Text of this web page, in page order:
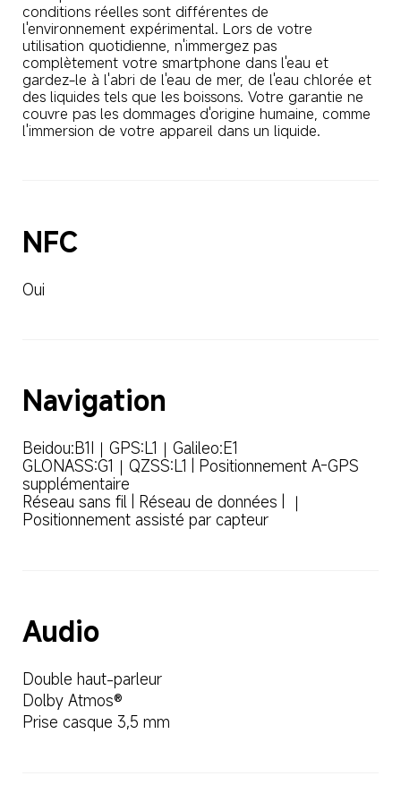
conditions réelles sont différentes de
l'environnement expérimental. Lors de votre
utilisation quotidienne, n'immergez pas
complètement votre smartphone dans l'eau et
gardez-le à l'abri de l'eau de mer, de l'eau chlorée et
des liquides tels que les boissons. Votre garantie ne
couvre pas les dommages d'origine humaine, comme
l'immersion de votre appareil dans un liquide.
NFC
Oui
Navigation
Beidou:B1I｜GPS:L1｜Galileo:E1
GLONASS:G1｜QZSS:L1 | Positionnement A-GPS
supplémentaire
Réseau sans fil | Réseau de données | ｜
Positionnement assisté par capteur
Audio
Double haut-parleur
Dolby Atmos®
Prise casque 3,5 mm